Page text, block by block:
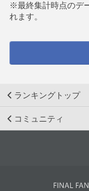
※最終集計時点のデ
れます。
ランキングトップ
コミュニティ